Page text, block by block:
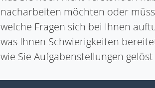
nacharbeiten möchten oder
welche Fragen sich bei Ihnen
was Ihnen Schwierigkeiten
wie Sie Aufgabenstellungen